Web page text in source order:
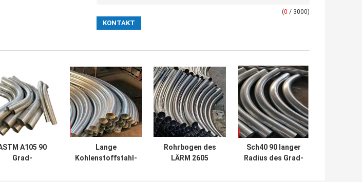
(0 / 3000)
A105 90
Grad-
Lange
Kohlenstoffstahl-
Rohrbogen des
LÄRM 2605
Sch40 90 langer
Radius des Grad-